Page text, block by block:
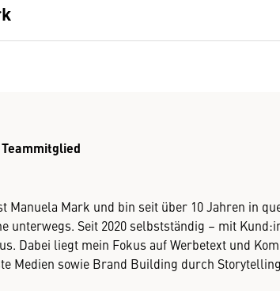
Teammitglied
Manuela Mark und bin seit über 10 Jahren in
unterwegs. Seit 2020 selbstständig – mit
Dabei liegt mein Fokus auf Werbetext und
Medien sowie Brand Building durch